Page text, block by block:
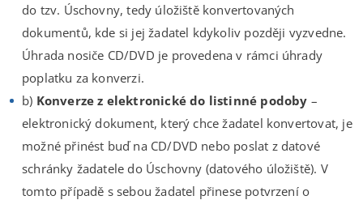
do tzv. Úschovny, tedy úložiště konvertovaných
dokumentů, kde si jej žadatel kdykoliv později vyzvedne.
Úhrada nosiče CD/DVD je provedena v rámci úhrady
poplatku za konverzi.
b) Konverze z elektronické do listinné podoby –
elektronický dokument, který chce žadatel konvertovat, je
možné přinést buď na CD/DVD nebo poslat z datové
schránky žadatele do Úschovny (datového úložiště). V
tomto případě s sebou žadatel přinese potvrzení o